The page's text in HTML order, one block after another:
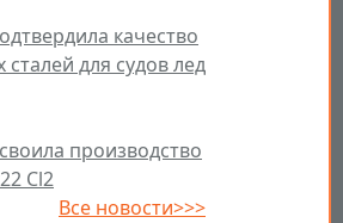
качество
для судов лед
производство
Cl2
Все новости>>>